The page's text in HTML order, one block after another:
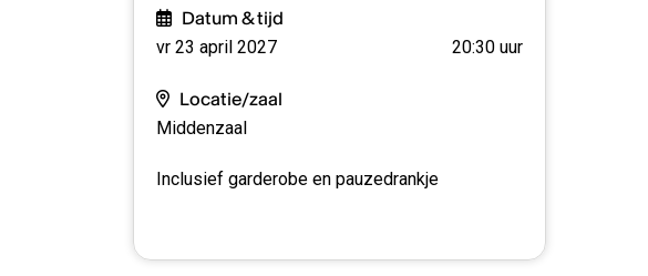
Datum & tijd
vr 23 april 2027 20:30 uur
Locatie/zaal
Middenzaal
Inclusief garderobe en pauzedrankje